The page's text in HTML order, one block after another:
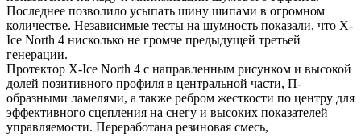
Последнее позволило усыпать шину шипами в огромном
количестве. Независимые тесты на шумность показали, что X-
Ice North 4 нисколько не громче предыдущей третьей
генерации.
Протектор X-Ice North 4 с направленным рисунком и высокой
долей позитивного профиля в центральной части, П-
образными ламелями, а также ребром жесткости по центру для
эффективного сцепления на снегу и высоких показателей
управляемости. Переработана резиновая смесь,